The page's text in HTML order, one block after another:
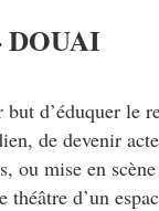
DOUAI
d’éduquer le
de devenir
ou mise en
d’un